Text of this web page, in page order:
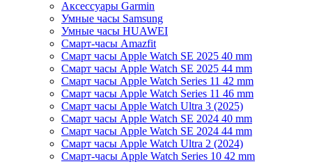
Аксессуары Garmin
Умные часы Samsung
Умные часы HUAWEI
Смарт-часы Amazfit
Смарт часы Apple Watch SE 2025 40 mm
Смарт часы Apple Watch SE 2025 44 mm
Смарт часы Apple Watch Series 11 42 mm
Смарт часы Apple Watch Series 11 46 mm
Смарт часы Apple Watch Ultra 3 (2025)
Смарт часы Apple Watch SE 2024 40 mm
Смарт часы Apple Watch SE 2024 44 mm
Смарт часы Apple Watch Ultra 2 (2024)
Смарт-часы Apple Watch Series 10 42 mm